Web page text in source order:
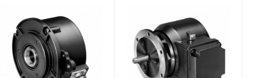
болт заземления
Номинальная
выходная мощность,
Вт*
12W, n>= 3000 об/
мин